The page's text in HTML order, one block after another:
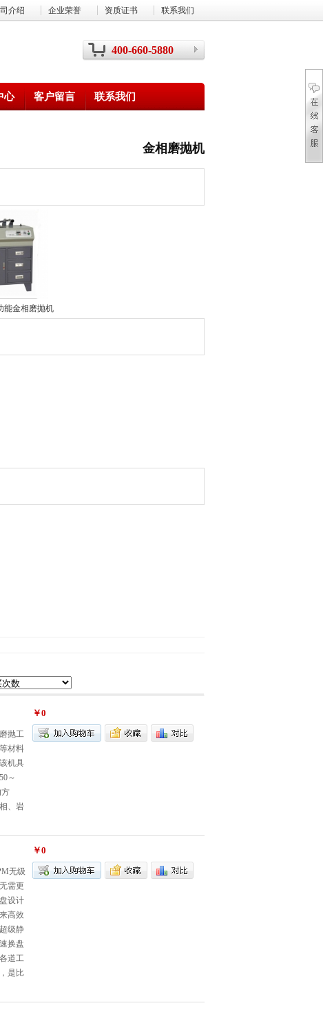
400-660-5880
心 客户留言 联系我们
介绍 企业荣誉 资质证书 联系我们
金相磨抛机
能金相磨抛机
抛工
材料
机具
～
方
、岩
￥0
无级
需更
设计
高效
级静
换盘
道工
是比
￥0